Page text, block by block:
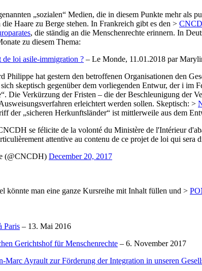
„sozialen“ Medien, die in diesem Punkte mehr als
Haare zu Berge stehen. In Frankreich gibt es den >
, die ständig an die Menschenrechte erinnern. In
zu diesem Thema:
de loi asile-immigration ? – Le Monde, 11.01.2018 par
Philippe hat gestern den betroffenen Organisationen den
skeptisch gegenüber dem vorliegenden Entwur, der i im
Die Verkürzung der Fristen – die der Beschleunigung der
erleichtert werden sollen. Skeptisch: >
der „sicheren Herkunftsländer“ ist mittlerweile aus dem
se félicite de la volonté du Ministère de l'Intérieur
attentive au contenu de ce projet de loi qui sera
(@CNCDH) December 20, 2017
könnte man eine ganze Kursreihe mit Inhalt füllen und >
Paris – 13. Mai 2016
Gerichtshof für Menschenrechte – 6. November 2017
Ayrault zur Förderung der Integration in unseren